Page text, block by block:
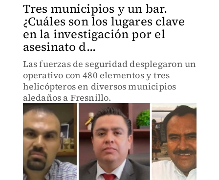
Tres municipios y un bar.
¿Cuáles son los lugares clave
en la investigación por el
asesinato d...
Las fuerzas de seguridad desplegaron un
operativo con 480 elementos y tres
helicópteros en diversos municipios
aledaños a Fresnillo.